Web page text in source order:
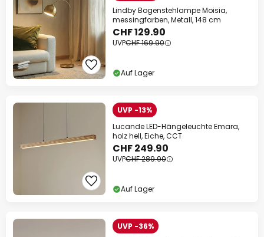
Lindby Bogenstehlampe Moisia,
messingfarben, Metall, 148 cm
CHF 129.90
UVPCHF 169.90
Auf Lager
UVP -13%
Lucande LED-Hängeleuchte Emara,
holz hell, Eiche, CCT
CHF 249.90
UVPCHF 289.90
Auf Lager
UVP -36%